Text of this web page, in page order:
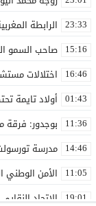
23:33 الرابطة
15:16 صاحب السمو
16:46 اختلالات
01:43 أولاد تايمة
11:36 بوجدور: فرقة مكافحة
14:46 مدرسة
11:05 الأمن الوطني
19:01 الاتحاد